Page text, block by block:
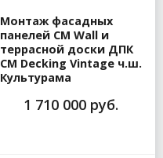
Монтаж фасадных
панелей CM Wall и
террасной доски ДПК
CM Decking Vintage ч.ш.
Культурама
1 710 000 руб.